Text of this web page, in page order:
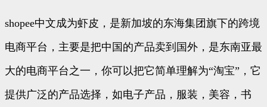
shopee中文成为虾皮，是新加坡的东海集团旗下的跨境
电商平台，主要是把中国的产品卖到国外，是东南亚最
大的电商平台之一，你可以把它简单理解为“淘宝”，它
提供广泛的产品选择，如电子产品，服装，美容，书